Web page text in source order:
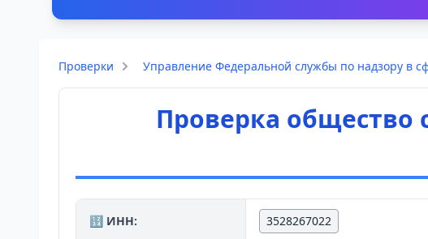
Проверки Управление Федеральной службы по надзору в
Проверка общество
🔢 ИНН: 3528267022